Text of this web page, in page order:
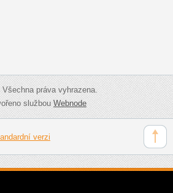
práva vyhrazena.
službouWebnode
verzi